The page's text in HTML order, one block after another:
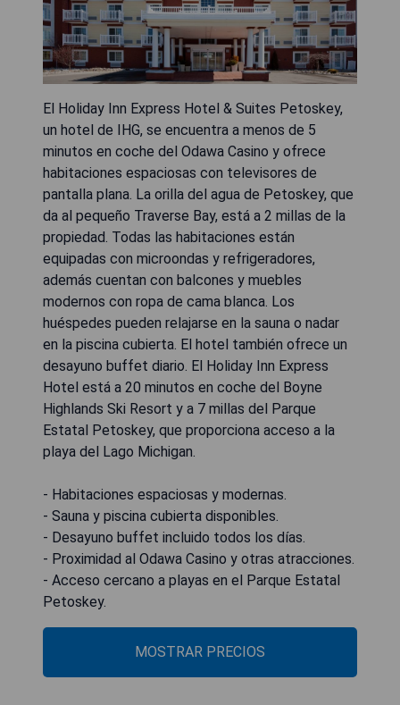
El Holiday Inn Express Hotel & Suites Petoskey,
un hotel de IHG, se encuentra a menos de 5
minutos en coche del Odawa Casino y ofrece
habitaciones espaciosas con televisores de
pantalla plana. La orilla del agua de Petoskey, que
da al pequeño Traverse Bay, está a 2 millas de la
propiedad. Todas las habitaciones están
equipadas con microondas y refrigeradores,
además cuentan con balcones y muebles
modernos con ropa de cama blanca. Los
huéspedes pueden relajarse en la sauna o nadar
en la piscina cubierta. El hotel también ofrece un
desayuno buffet diario. El Holiday Inn Express
Hotel está a 20 minutos en coche del Boyne
Highlands Ski Resort y a 7 millas del Parque
Estatal Petoskey, que proporciona acceso a la
playa del Lago Michigan.
- Habitaciones espaciosas y modernas.
- Sauna y piscina cubierta disponibles.
- Desayuno buffet incluido todos los días.
- Proximidad al Odawa Casino y otras atracciones.
- Acceso cercano a playas en el Parque Estatal
Petoskey.
MOSTRAR PRECIOS